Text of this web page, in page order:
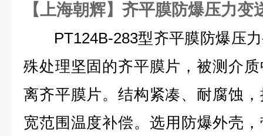
【上海朝辉】齐平膜防爆压力变
PT124B-283型齐平膜防爆压力
殊处理坚固的齐平膜片，被测介
离齐平膜片。结构紧凑、耐腐蚀
宽范围温度补偿。选用防爆外壳